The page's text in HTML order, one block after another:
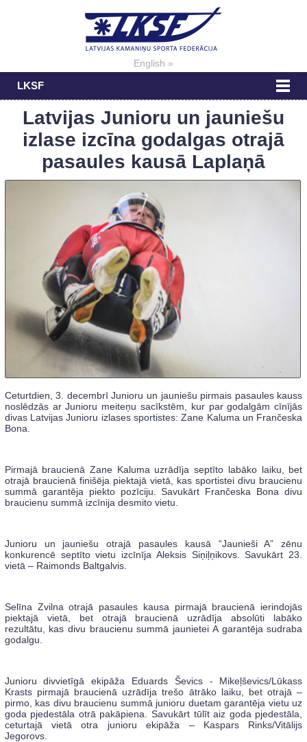
English »
LKSF
Latvijas Junioru un jauniešu
izlase izcīna godalgas otrajā
pasaules kausā Laplaņā
Ceturtdien, 3. decembrī Junioru un jauniešu pirmais pasaules kauss
noslēdzās ar Junioru meiteņu sacīkstēm, kur par godalgām cīnījās
divas Latvijas Junioru izlases sportistes: Zane Kaluma un Frančeska
Bona.
Pirmajā braucienā Zane Kaluma uzrādīja septīto labāko laiku, bet
otrajā braucienā finišēja piektajā vietā, kas sportistei divu braucienu
summā garantēja piekto pozīciju. Savukārt Frančeska Bona divu
braucienu summā izcīnija desmito vietu.
Junioru un jauniešu otrajā pasaules kausā “Jaunieši A” zēnu
konkurencē septīto vietu izcīnīja Aleksis Siņiļņikovs. Savukārt 23.
vietā – Raimonds Baltgalvis.
Selīna Zvilna otrajā pasaules kausa pirmajā braucienā ierindojās
piektajā vietā, bet otrajā braucienā uzrādīja absolūti labāko
rezultātu, kas divu braucienu summā jaunietei A garantēja sudraba
godalgu.
Junioru divvietīgā ekipāža Eduards Ševics - Mikeļševics/Lūkass
Krasts pirmajā braucienā uzrādīja trešo ātrāko laiku, bet otrajā –
pirmo, kas divu braucienu summā junioru duetam garantēja vietu uz
goda pjedestāla otrā pakāpiena. Savukārt tūlīt aiz goda pjedestāla,
ceturtajā vietā otra junioru ekipāža – Kaspars Rinks/Vitālijs
Jegorovs.